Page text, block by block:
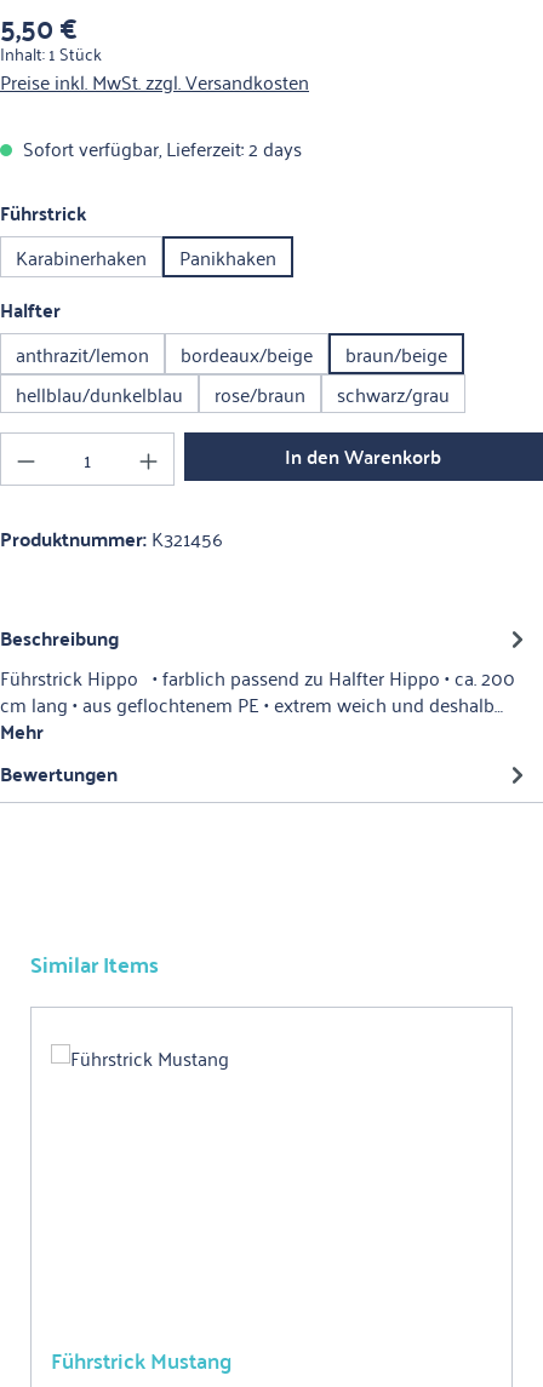
Regulärer Preis:
5,50 €
Inhalt:1 Stück
Preise inkl. MwSt. zzgl. Versandkosten
Sofort verfügbar, Lieferzeit: 2 days
Führstrickauswählen
Karabinerhaken Panikhaken
Halfterauswählen
anthrazit/lemon bordeaux/beige
braun/beige
hellblau/dunkelblau
rose/braun schwarz/grau
Produkt Anzahl: Gib den gewünschten Wert
In den Warenkorb
Produktnummer:K321456
Beschreibung
Führstrick Hippo • farblich passend zu Halfter Hippo • ca. 200
cm lang • aus geflochtenem PE • extrem weich und deshalb…
Mehr
Bewertungen
Produktgalerie überspringen
Similar Items
Führstrick Mustang